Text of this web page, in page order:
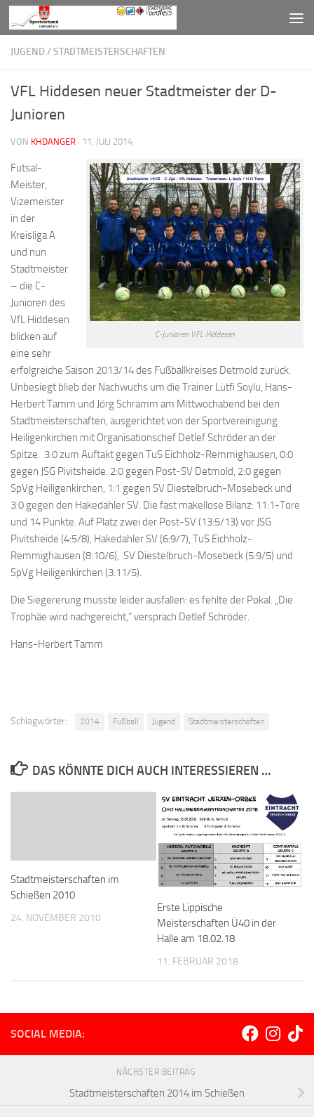
Zum Inhalt springen
JUGEND /STADTMEISTERSCHAFTEN
VFL Hiddesen neuer Stadtmeister der D-
Junioren
VON KHDANGER · 11. JULI 2014
C-Junioren VFL Hiddesen
Futsal-
Meister,
Vizemeister
in der
Kreisliga A
und nun
Stadtmeister
– die C-
Junioren des
VfL Hiddesen
blicken auf
eine sehr
erfolgreiche Saison 2013/14 des Fußballkreises Detmold zurück.
Unbesiegt blieb der Nachwuchs um die Trainer Lütfi Soylu, Hans-
Herbert Tamm und Jörg Schramm am Mittwochabend bei den
Stadtmeisterschaften, ausgerichtet von der Sportvereinigung
Heiligenkirchen mit Organisationschef Detlef Schröder an der
Spitze: 3:0 zum Auftakt gegen TuS Eichholz-Remmighausen, 0:0
gegen JSG Pivitsheide. 2:0 gegen Post-SV Detmold, 2:0 gegen
SpVg Heiligenkirchen, 1:1 gegen SV Diestelbruch-Mosebeck und
3:0 gegen den Hakedahler SV. Die fast makellose Bilanz: 11:1-Tore
und 14 Punkte. Auf Platz zwei der Post-SV (13:5/13) vor JSG
Pivitsheide (4:5/8), Hakedahler SV (6:9/7), TuS Eichholz-
Remmighausen (8:10/6), SV Diestelbruch-Mosebeck (5:9/5) und
SpVg Heiligenkirchen (3:11/5).
Die Siegererung musste leider ausfallen: es fehlte der Pokal. „Die
Trophäe wird nachgereicht,“ versprach Detlef Schröder.
Hans-Herbert Tamm
Schlagwörter: 2014 Fußball Jugend Stadtmeisterschaften
DAS KÖNNTE DICH AUCH INTERESSIEREN …
Stadtmeisterschaften im
Schießen 2010
24. NOVEMBER 2010
Erste Lippische
Meisterschaften Ü40 in der
Halle am 18.02.18
11. FEBRUAR 2018
SOCIAL MEDIA:
NÄCHSTER BEITRAG
Stadtmeisterschaften 2014 im Schießen